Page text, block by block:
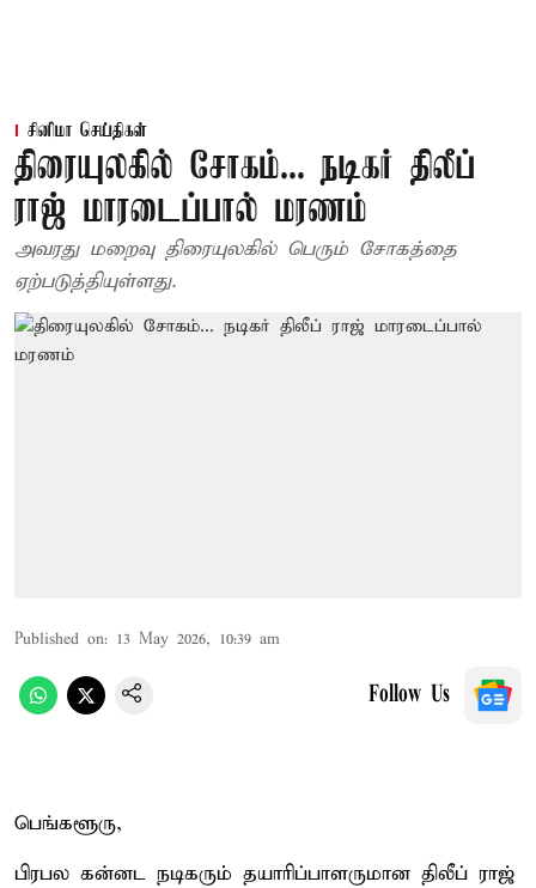
சினிமா செய்திகள்
திரையுலகில் சோகம்... நடிகர் திலீப்
ராஜ் மாரடைப்பால் மரணம்
அவரது மறைவு திரையுலகில் பெரும் சோகத்தை
ஏற்படுத்தியுள்ளது.
Published on: 13 May 2026, 10:39 am
Follow Us
பெங்களூரு,
பிரபல கன்னட நடிகரும் தயாரிப்பாளருமான திலீப் ராஜ்